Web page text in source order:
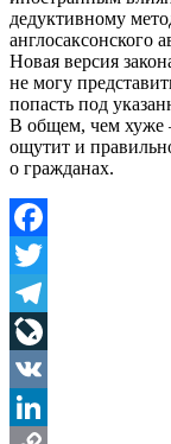
дедуктивному
англосаксонского
Новая версия
не могу
попасть под
В общем, чем хуже
ощутит и
о гражданах.
Facebook
Twitter
Telegram
LiveJournal
VK